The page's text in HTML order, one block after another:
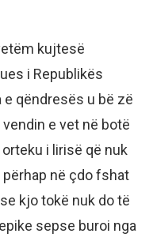
kujtesë
i Republikës
qëndresës u bë zë
e vet në botë
i lirisë që nuk
në çdo fshat
kjo tokë nuk do të
sepse buroi nga